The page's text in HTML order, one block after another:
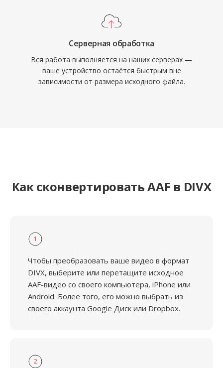
Серверная обработка
Вся работа выполняется на наших серверах —
ваше устройство остаётся быстрым вне
зависимости от размера исходного файла.
Как сконвертировать AAF в DIVX
1
Чтобы преобразовать ваше видео в формат
DIVX, выберите или перетащите исходное
AAF-видео со своего компьютера, iPhone или
Android. Более того, его можно выбрать из
своего аккаунта Google Диск или Dropbox.
2